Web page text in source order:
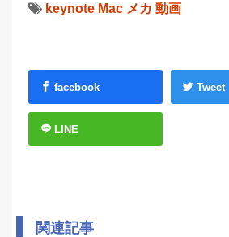
keynote Mac メカ 動画
facebook Tweet
LINE
関連記事